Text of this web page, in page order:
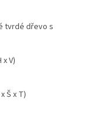
tvrdé dřevo s
V)
Š x T)